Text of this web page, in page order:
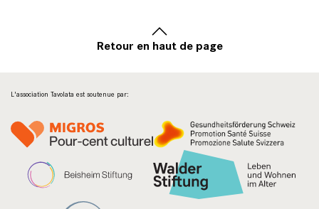
Retour en haut de page
L'association Tavolata est soutenue par: